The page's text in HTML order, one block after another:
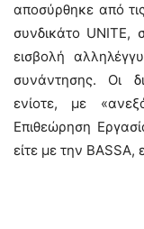
αποσύρθηκε από
συνδικάτο UNITE,
εισβολή
συνάντησης. Οι
ενίοτε, με
Επιθεώρηση
είτε με την BASSA,